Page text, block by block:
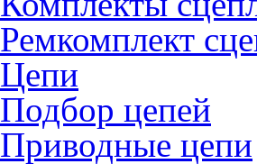
Ремкомплект
Цепи
Подбор цепей
Приводные цепи